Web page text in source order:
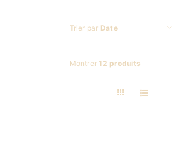
Trier par Date
Montrer12 produits